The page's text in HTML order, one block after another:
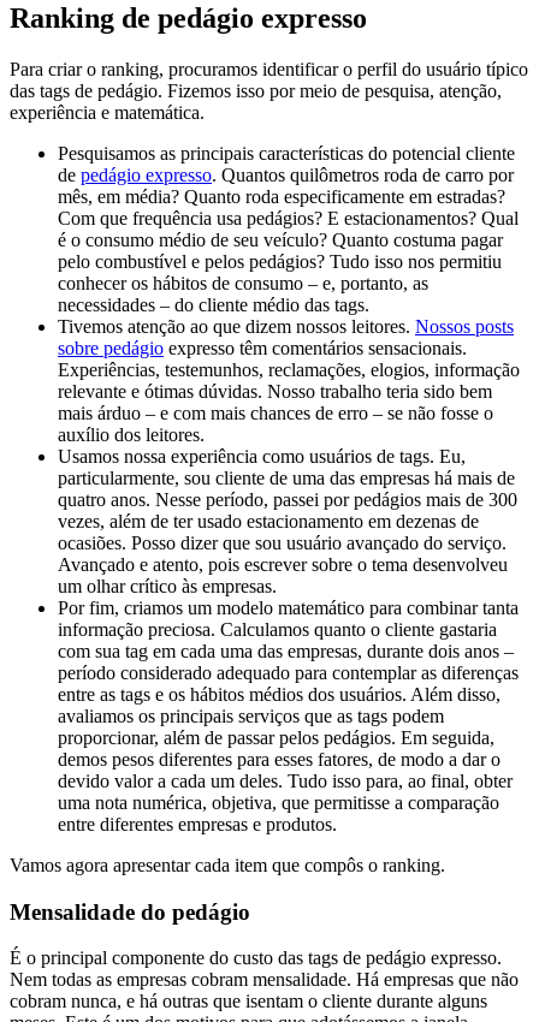
Ranking de pedágio expresso
Para criar o ranking, procuramos identificar o perfil do usuário típico
das tags de pedágio. Fizemos isso por meio de pesquisa, atenção,
experiência e matemática.
Pesquisamos as principais características do potencial cliente
de pedágio expresso. Quantos quilômetros roda de carro por
mês, em média? Quanto roda especificamente em estradas?
Com que frequência usa pedágios? E estacionamentos? Qual
é o consumo médio de seu veículo? Quanto costuma pagar
pelo combustível e pelos pedágios? Tudo isso nos permitiu
conhecer os hábitos de consumo – e, portanto, as
necessidades – do cliente médio das tags.
Tivemos atenção ao que dizem nossos leitores. Nossos posts
sobre pedágio expresso têm comentários sensacionais.
Experiências, testemunhos, reclamações, elogios, informação
relevante e ótimas dúvidas. Nosso trabalho teria sido bem
mais árduo – e com mais chances de erro – se não fosse o
auxílio dos leitores.
Usamos nossa experiência como usuários de tags. Eu,
particularmente, sou cliente de uma das empresas há mais de
quatro anos. Nesse período, passei por pedágios mais de 300
vezes, além de ter usado estacionamento em dezenas de
ocasiões. Posso dizer que sou usuário avançado do serviço.
Avançado e atento, pois escrever sobre o tema desenvolveu
um olhar crítico às empresas.
Por fim, criamos um modelo matemático para combinar tanta
informação preciosa. Calculamos quanto o cliente gastaria
com sua tag em cada uma das empresas, durante dois anos –
período considerado adequado para contemplar as diferenças
entre as tags e os hábitos médios dos usuários. Além disso,
avaliamos os principais serviços que as tags podem
proporcionar, além de passar pelos pedágios. Em seguida,
demos pesos diferentes para esses fatores, de modo a dar o
devido valor a cada um deles. Tudo isso para, ao final, obter
uma nota numérica, objetiva, que permitisse a comparação
entre diferentes empresas e produtos.
Vamos agora apresentar cada item que compôs o ranking.
Mensalidade do pedágio
É o principal componente do custo das tags de pedágio expresso.
Nem todas as empresas cobram mensalidade. Há empresas que não
cobram nunca, e há outras que isentam o cliente durante alguns